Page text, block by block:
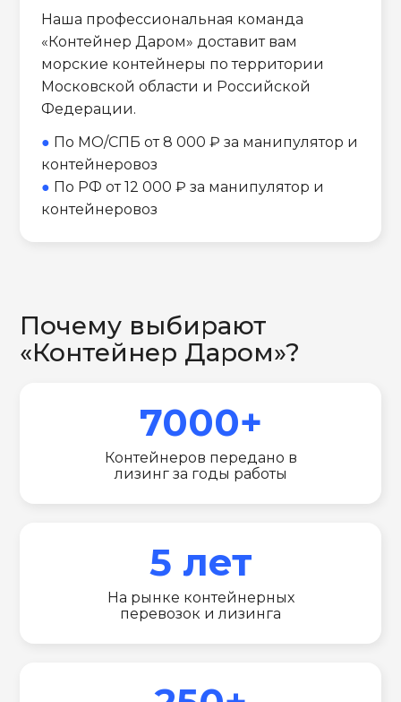
Наша профессиональная команда
«Контейнер Даром» доставит вам
морские контейнеры по территории
Московской области и Российской
Федерации.
● По МО/СПБ от 8 000 ₽ за манипулятор и
контейнеровоз
● По РФ от 12 000 ₽ за манипулятор и
контейнеровоз
Почему выбирают
«Контейнер Даром»?
7000+
Контейнеров передано в
лизинг за годы работы
5 лет
На рынке контейнерных
перевозок и лизинга